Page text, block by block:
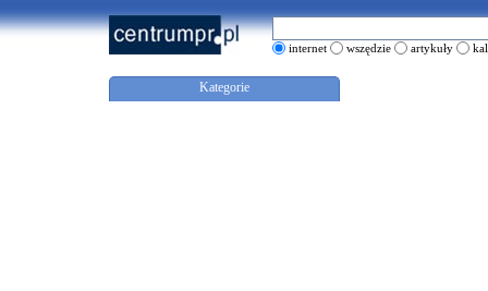
internet wszędzie artykuły
Kategorie